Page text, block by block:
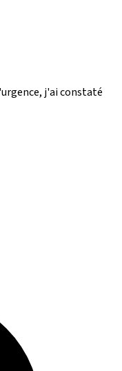
j'ai constaté